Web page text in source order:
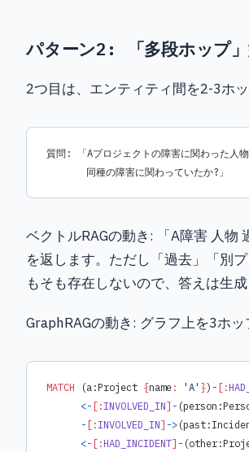
パターン2: 「多段ホップ」
2つ目は、エンティティ間を2-3ホ
質問: 「Aプロジェクトの障害に関わった人
       同種の障害に関わっていたか?」
ベクトルRAGの動き: 「A障害 人物
を返します。ただし「過去」「別
もそも存在しないので、答えは生
GraphRAGの動き: グラフ上を3ホッ
MATCH (a:Project {name: 'A' }) - [:
      <-
[:INVOLVED_IN] -
      -
[:INVOLVED_IN] ->
      <-
[:HAD_INCIDENT] -